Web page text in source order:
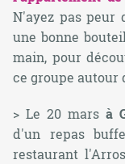
N'ayez pas peur
une bonne
main, pour
ce groupe autour
> Le 20 marsà
d'un repas
restaurant